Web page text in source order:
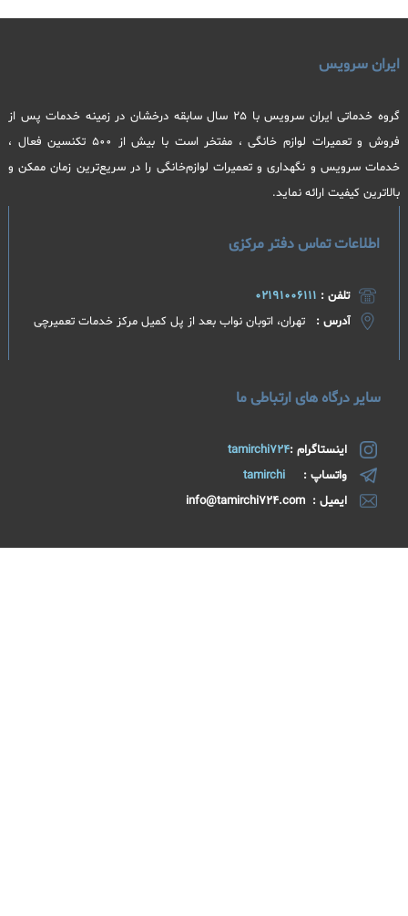
ایران سرویس
گروه خدماتی ایران سرویس با 25 سال سابقه درخشان در زمینه خدمات پس از
فروش و تعمیرات لوازم خانگی ، مفتخر است با بیش از 500 تکنسین فعال ،
خدمات سرویس و نگهداری و تعمیرات لوازم‌خانگی را در سریع‌ترین زمان ممکن و
بالاترین کیفیت ارائه نماید.
اطلاعات تماس دفتر مرکزی
تلفن : 02191006111
آدرس : تهران، اتوبان نواب بعد از پل کمیل مرکز خدمات تعمیرچی​
سایر درگاه های ارتباطی ما
اینستاگرام :tamirchi724
واتساپ :
tamirchi
ایمیل : info@tamirchi724.com